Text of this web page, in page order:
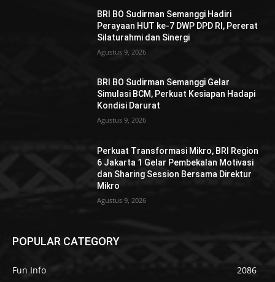
BRI BO Sudirman Semanggi Hadiri
Perayaan HUT ke-7 DWP DPD RI, Pererat
Silaturahmi dan Sinergi
Agustus 9, 2026
BRI BO Sudirman Semanggi Gelar
Simulasi BCM, Perkuat Kesiapan Hadapi
Kondisi Darurat
Agustus 9, 2026
Perkuat Transformasi Mikro, BRI Region
6 Jakarta 1 Gelar Pembekalan Motivasi
dan Sharing Session Bersama Direktur
Mikro
Agustus 9, 2026
POPULAR CATEGORY
Fun Info
2086